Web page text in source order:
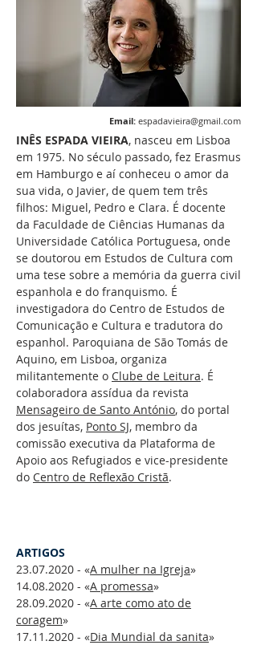
Email: espadavieira@gmail.com
INÊS ESPADA VIEIRA, nasceu em Lisboa
em 1975. No século passado, fez Erasmus
em Hamburgo e aí conheceu o amor da
sua vida, o Javier, de quem tem três
filhos: Miguel, Pedro e Clara. É docente
da Faculdade de Ciências Humanas da
Universidade Católica Portuguesa, onde
se doutorou em Estudos de Cultura com
uma tese sobre a memória da guerra civil
espanhola e do franquismo. É
investigadora do Centro de Estudos de
Comunicação e Cultura e tradutora do
espanhol. Paroquiana de São Tomás de
Aquino, em Lisboa, organiza
militantemente o Clube de Leitura. É
colaboradora assídua da revista
Mensageiro de Santo António, do portal
dos jesuítas, Ponto SJ, membro da
comissão executiva da Plataforma de
Apoio aos Refugiados e vice-presidente
do Centro de Reflexão Cristã.
ARTIGOS
23.07.2020 - «A mulher na Igreja»
14.08.2020 - «A promessa»
28.09.2020 - «A arte como ato de
coragem»
17.11.2020 - «Dia Mundial da sanita»